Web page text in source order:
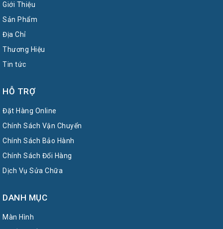
Giới Thiệu
Sản Phẩm
Địa Chỉ
Thương Hiệu
Tin tức
HỖ TRỢ
Đặt Hàng Online
Chính Sách Vận Chuyển
Chính Sách Bảo Hành
Chính Sách Đổi Hàng
Dịch Vụ Sửa Chữa
DANH MỤC
Màn Hình